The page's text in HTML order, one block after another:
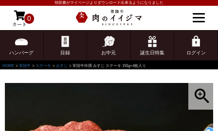
領収書がマイページよりダウンロード出来るようになりました
カート
0
ハンバーグ 目録 お中元 誕生日特集 ログイン
ゲスト 様こんにちは
ログイン
HOME 常陸牛 ステーキ みすじ 常陸牛吟撰 みすじ ステーキ 150g×4枚入り